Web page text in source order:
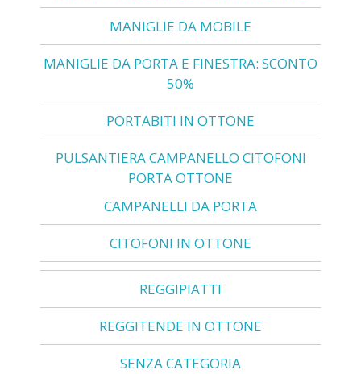
MANIGLIE DA MOBILE
MANIGLIE DA PORTA E FINESTRA: SCONTO
50%
PORTABITI IN OTTONE
PULSANTIERA CAMPANELLO CITOFONI
PORTA OTTONE
CAMPANELLI DA PORTA
CITOFONI IN OTTONE
REGGIPIATTI
REGGITENDE IN OTTONE
SENZA CATEGORIA